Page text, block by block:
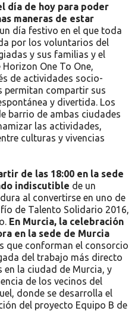
día de hoy para poder
maneras de estar
día festivo en el que toda
por los voluntarios del
y sus familias y el
One To One,
de actividades socio-
permitan compartir sus
y divertida. Los
barrio de ambas ciudades
las actividades,
culturas y vivencias
de las 18:00 en la sede
indiscutible de un
al convertirse en uno de
de Talento Solidario 2016,
En Murcia, la celebración
en la sede de Murcia
que conforman el consorcio
del trabajo más directo
en la ciudad de Murcia, y
de los vecinos del
donde se desarrolla el
del proyecto Equipo B de